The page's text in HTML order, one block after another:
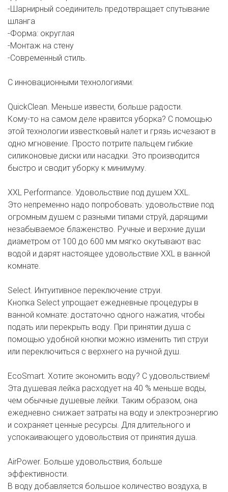
-Шарнирный соединитель предотвращает спутывание
шланга
-Форма: округлая
-Монтаж на стену
-Современный стиль.
С инновационными технологиями:
QuickClean. Меньше извести, больше радости.
Кому-то на самом деле нравится уборка? С помощью
этой технологии известковый налет и грязь исчезают в
одно мгновение. Просто потрите пальцем гибкие
силиконовые диски или насадки. Это производится
быстро и сводит уборку к минимуму.
XXL Performance. Удовольствие под душем XXL.
Это непременно надо попробовать: удовольствие под
огромным душем с разными типами струй, дарящими
незабываемое блаженство. Ручные и верхние души
диаметром от 100 до 600 мм мягко окутывают вас
водой и дарят настоящее удовольствие XXL в ванной
комнате.
Select. Интуитивное переключение струи.
Кнопка Select упрощает ежедневные процедуры в
ванной комнате: достаточно одного нажатия, чтобы
подать или перекрыть воду. При принятии душа с
помощью удобной кнопки можно изменить тип струи
или переключиться с верхнего на ручной душ.
EcoSmart. Хотите экономить воду? С удовольствием!
Эта душевая лейка расходует на 40 % меньше воды,
чем обычные душевые лейки. Таким образом, она
ежедневно снижает затраты на воду и электроэнергию
и сохраняет ценные ресурсы. Для длительного и
успокаивающего удовольствия от принятия душа.
AirPower. Больше удовольствия, больше
эффективности.
В воду добавляется большое количество воздуха, в